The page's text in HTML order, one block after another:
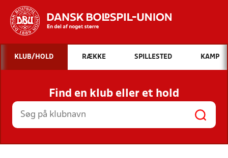
Hvad vil du søge efter?
INDHOLD OG NYHEDER
STILLINGER, RESULTATER, KLUBBER OG
HOLD
KLUB/HOLD RÆKKE SPILLESTED KAMP
Find en klub eller et hold